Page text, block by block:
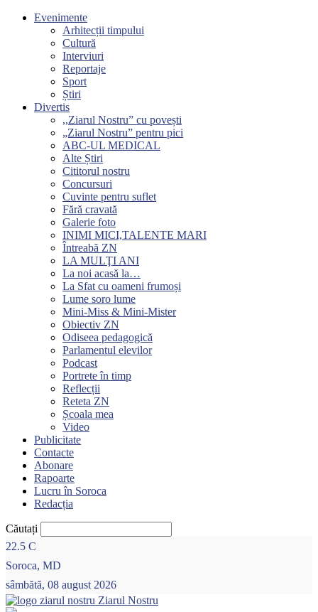
Evenimente
Arhitecții timpului
Cultură
Interviuri
Reportaje
Sport
Știri
Divertis
,,Ziarul Nostru” cu povești
„Ziarul Nostru” pentru pici
ABC-UL MEDICAL
Alte Știri
Cititorul nostru
Concursuri
Cuvinte pentru suflet
Fără cravată
Galerie foto
INIMI MICI,TALENTE MARI
Întreabă ZN
LA MULŢI ANI
La noi acasă la…
La Sfat cu oameni frumoși
Lume soro lume
Mini-Miss & Mini-Mister
Obiectiv ZN
Odiseea pedagogică
Parlamentul elevilor
Podcast
Portrete în timp
Reflecții
Reteta ZN
Școala mea
Video
Publicitate
Contacte
Abonare
Rapoarte
Lucru în Soroca
Redacția
Căutați
22.5 C
Soroca, MD
sâmbătă, 08 august 2026
Ziarul Nostru